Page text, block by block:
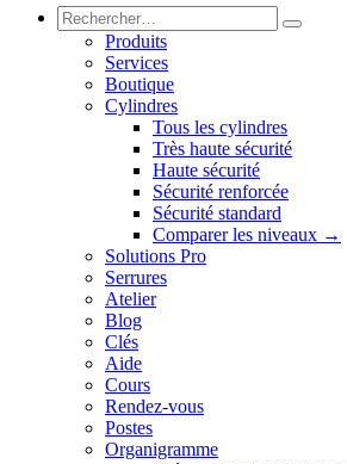
Produits
Services
Boutique
Cylindres
Tous les cylindres
Très haute sécurité
Haute sécurité
Sécurité renforcée
Sécurité standard
Comparer les niveaux →
Solutions Pro
Serrures
Atelier
Blog
Clés
Aide
Cours
Rendez-vous
Postes
Organigramme